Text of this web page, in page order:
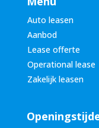
Auto leasen
Aanbod
Lease offerte
Operational lease
Zakelijk leasen